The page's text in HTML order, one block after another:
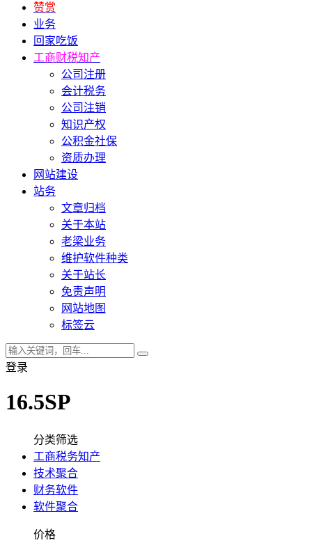
赞赏
业务
回家吃饭
工商财税知产
公司注册
会计税务
公司注销
知识产权
公积金社保
资质办理
网站建设
站务
文章归档
关于本站
老梁业务
维护软件种类
关于站长
免责声明
网站地图
标签云
登录
16.5SP
分类筛选
工商税务知产
技术聚合
财务软件
软件聚合
价格